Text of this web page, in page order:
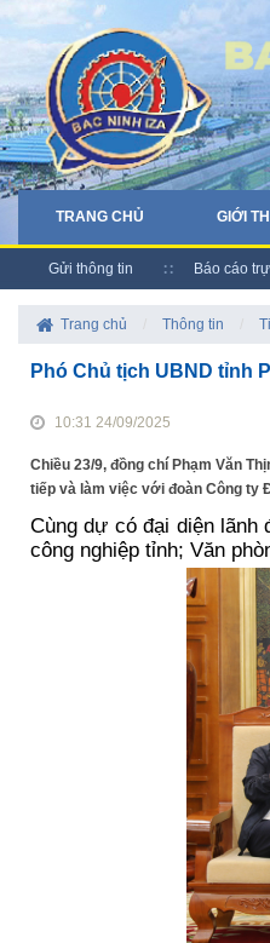
TRANG CHỦ GIỚI
Gửi thông tin Báo cáo
Trang chủ Thông tin
Phó Chủ tịch UBND tỉnh
10:31 24/09/2025
Chiều 23/9, đồng chí Phạm Văn
tiếp và làm việc với đoàn Công ty
Cùng dự có đại diện lãnh
công nghiệp tỉnh; Văn